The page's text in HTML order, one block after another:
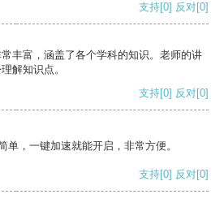
支持[0] 反对[0]
丰富，涵盖了各个学科的知识。老师的讲
解知识点。
支持[0] 反对[0]
单，一键加速就能开启，非常方便。
支持[0] 反对[0]